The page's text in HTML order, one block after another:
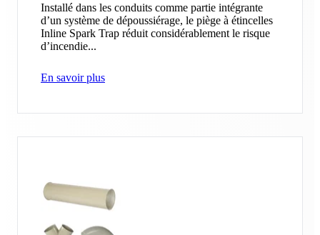
Installé dans les conduits comme partie intégrante
d’un système de dépoussiérage, le piège à étincelles
Inline Spark Trap réduit considérablement le risque
d’incendie...
En savoir plus